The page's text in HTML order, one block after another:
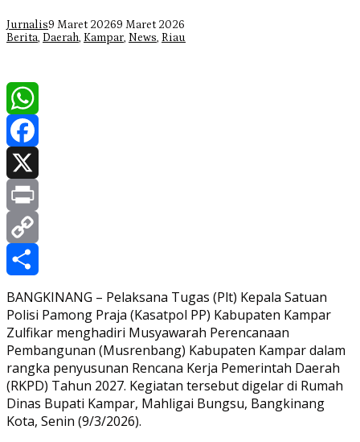
Jurnalis9 Maret 20269 Maret 2026
Berita, Daerah, Kampar, News, Riau
WhatsApp
Facebook
X
Print
Copy
Link
Share
BANGKINANG – Pelaksana Tugas (Plt) Kepala Satuan
Polisi Pamong Praja (Kasatpol PP) Kabupaten Kampar
Zulfikar menghadiri Musyawarah Perencanaan
Pembangunan (Musrenbang) Kabupaten Kampar dalam
rangka penyusunan Rencana Kerja Pemerintah Daerah
(RKPD) Tahun 2027. Kegiatan tersebut digelar di Rumah
Dinas Bupati Kampar, Mahligai Bungsu, Bangkinang
Kota, Senin (9/3/2026).